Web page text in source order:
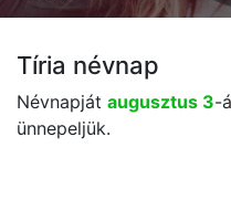
Tíria névnap
Névnapját augusztus 3-
ünnepeljük.